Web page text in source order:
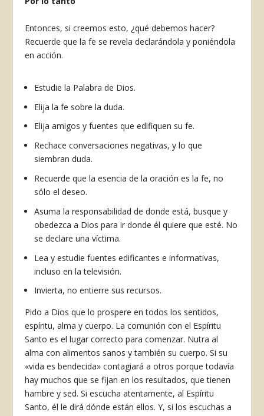
Entonces, si creemos esto, ¿qué debemos hacer?
Recuerde que la fe se revela declarándola y poniéndola
en acción.
Estudie la Palabra de Dios.
Elija la fe sobre la duda.
Elija amigos y fuentes que edifiquen su fe.
Rechace conversaciones negativas, y lo que
siembran duda.
Recuerde que la esencia de la oración es la fe, no
sólo el deseo.
Asuma la responsabilidad de donde está, busque y
obedezca a Dios para ir donde él quiere que esté. No
se declare una víctima.
Lea y estudie fuentes edificantes e informativas,
incluso en la televisión.
Invierta, no entierre sus recursos.
Pido a Dios que lo prospere en todos los sentidos,
espíritu, alma y cuerpo. La comunión con el Espíritu
Santo es el lugar correcto para comenzar. Nutra al
alma con alimentos sanos y también su cuerpo. Si su
«vida es bendecida» contagiará a otros porque todavía
hay muchos que se fijan en los resultados, que tienen
hambre y sed. Si escucha atentamente, al Espíritu
Santo, él le dirá dónde están ellos. Y, si los escuchas a